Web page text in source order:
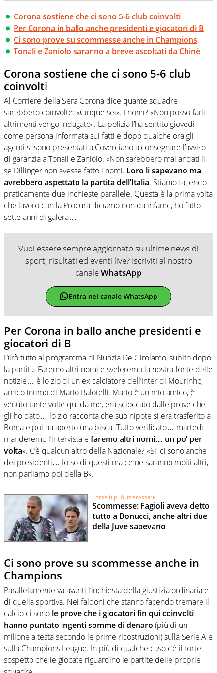
Corona sostiene che ci sono 5-6 club coinvolti
Per Corona in ballo anche presidenti e giocatori di B
Ci sono prove su scommesse anche in Champions
Tonali e Zaniolo saranno a breve ascoltati da Chinè
Corona sostiene che ci sono 5-6 club
coinvolti
Al Corriere della Sera Corona dice quante squadre
sarebbero coinvolte: «Cinque sei». I nomi? «Non posso farli
altrimenti vengo indagato». La polizia l’ha sentito giovedì
come persona informata sui fatti e dopo qualche ora gli
agenti si sono presentati a Coverciano a consegnare l’avviso
di garanzia a Tonali e Zaniolo. «Non sarebbero mai andati lì
se Dillinger non avesse fatto i nomi. Loro li sapevano ma
avrebbero aspettato la partita dell’Italia. Stiamo facendo
praticamente due inchieste parallele. Questa è la prima volta
che lavoro con la Procura diciamo non da infame, ho fatto
sette anni di galera…
Vuoi essere sempre aggiornato su ultime news di
sport, risultati ed eventi live? Iscriviti al nostro
canaleWhatsApp
Entra nel canale WhatsApp
Per Corona in ballo anche presidenti e
giocatori di B
Dirò tutto al programma di Nunzia De Girolamo, subito dopo
la partita. Faremo altri nomi e sveleremo la nostra fonte delle
notizie… è lo zio di un ex calciatore dell’Inter di Mourinho,
amico intimo di Mario Balotelli. Mario è un mio amico, è
venuto tante volte qui da me, era scioccato dalle prove che
gli ho dato… lo zio racconta che suo nipote si era trasferito a
Roma e poi ha aperto una bisca. Tutto verificato… martedì
manderemo l’intervista e faremo altri nomi… un po’ per
volta». C’è qualcun altro della Nazionale? «Si, ci sono anche
dei presidenti… Io so di questi ma ce ne saranno molti altri,
non parliamo poi della B».
Forse ti può interessare
Scommesse: Fagioli aveva detto
tutto a Bonucci, anche altri due
della Juve sapevano
Ci sono prove su scommesse anche in
Champions
Parallelamente va avanti l’inchiesta della giustizia ordinaria e
di quella sportiva. Nei faldoni che stanno facendo tremare il
calcio ci sono le prove che i giocatori fin qui coinvolti
hanno puntato ingenti somme di denaro (più di un
milione a testa secondo le prime ricostruzioni) sulla Serie A e
sulla Champions League. In più di qualche caso c’è il forte
sospetto che le giocate riguardino le partite delle proprie